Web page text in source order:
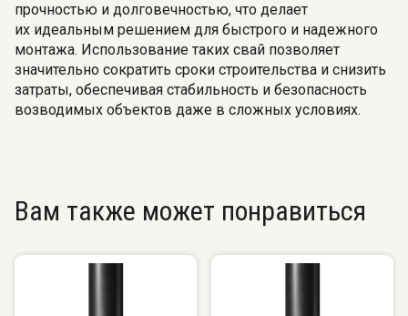
прочностью и долговечностью, что делает
их идеальным решением для быстрого и надежного
монтажа. Использование таких свай позволяет
значительно сократить сроки строительства и снизить
затраты, обеспечивая стабильность и безопасность
возводимых объектов даже в сложных условиях.
Вам также может понравиться